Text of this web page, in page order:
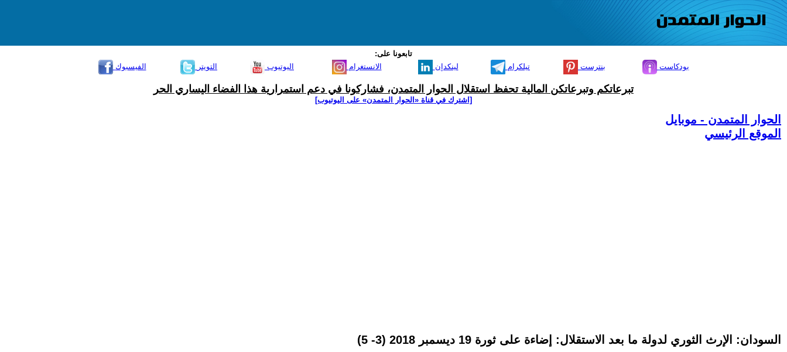
تابعونا على:
الفيسبوك
التويتر اليوتيوب الانستغرام لينكدإن تيلكرام بنترست بودكاست
تبرعاتكم وتبرعاتكن المالية تحفظ استقلال الحوار المتمدن، فشاركونا في دعم استمرارية هذا الفضاء اليساري الحر
[اشترك في قناة ‫«الحوار المتمدن» على اليوتيوب]
الحوار المتمدن - موبايل
الموقع الرئيسي
السودان: الإرث الثوري لدولة ما بعد الاستقلال: إضاءة على ثورة 19 ديسمبر 2018 (3- 5)